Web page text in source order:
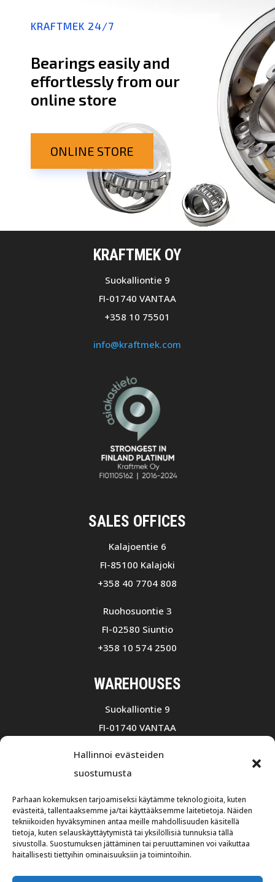
Hallinnoi evästeiden
suostumusta
Parhaan kokemuksen tarjoamiseksi käytämme teknologioita, kuten
evästeitä, tallentaaksemme ja/tai käyttääksemme laitetietoja. Näiden
tekniikoiden hyväksyminen antaa meille mahdollisuuden käsitellä
tietoja, kuten selauskäyttäytymistä tai yksilöllisiä tunnuksia tällä
sivustolla. Suostumuksen jättäminen tai peruuttaminen voi vaikuttaa
haitallisesti tiettyihin ominaisuuksiin ja toimintoihin.
KRAFTMEK 24/7
Bearings easily and
effortlessly from our
online store
ONLINE STORE
KRAFTMEK OY
Suokalliontie 9
FI-01740 VANTAA
+358 10 75501
info@kraftmek.com
SALES OFFICES
Kalajoentie 6
FI-85100 Kalajoki
+358 40 7704 808
Ruohosuontie 3
FI-02580 Siuntio
+358 10 574 2500
WAREHOUSES
Suokalliontie 9
FI-01740 VANTAA
FI-02580 Siuntio
+358 10 574 2500
Opening hours 8:00 a.m – 4:00 p.m